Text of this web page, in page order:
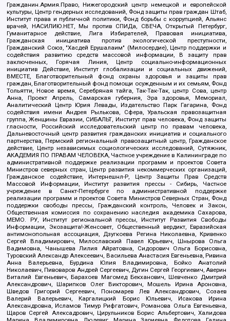
Гражданин.Армия.Право, Нижегородский центр немецкой и европейской
культуры, Центр гендерных исследований, Фонд защиты прав граждан Штаб,
Институт права и публичной политики, Фонд борьбы с коррупцией, Альянс
врачей, НАСИЛИЮ.НЕТ, Мы против СПИДа, СВЕЧА, Открытый Петербург,
Гуманитарное действие, Лига Избирателей, Правовая инициатива,
Гражданская инициатива против экологической преступности,
Гражданский Союз, "Хасдей Ерушалаим" (Милосердие), Центр поддержки и
содействия развитию средств массовой информации, В защиту прав
заключенных, Горячая Линия, Центр социально-информационных
инициатив Действие, Институт глобализации и социальных движений,
ВМЕСТЕ, Благотворительный фонд охраны здоровья и защиты прав
граждан, Благотворительный фонд помощи осужденным и их семьям, Фонд
Тольятти, Новое время, Серебряная тайга, Так-Так-Так, центр Сова, центр
Анна, Проект Апрель, Самарская губерния, Эра здоровья, Мемориал,
Аналитический Центр Юрия Левады, Издательство Парк Гагарина, Фонд
содействия имени Андрея Рылькова, Сфера, Уральская правозащитная
группа, Женщины Евразии, СИБАЛЬТ, Институт прав человека, Фонд защиты
гласности, Российский исследовательский центр по правам человека,
Дальневосточный центр развития гражданских инициатив и социального
партнерства, Пермский региональный правозащитный центр, Гражданское
действие, Центр независимых социологических исследований, Сутяжник,
АКАДЕМИЯ ПО ПРАВАМ ЧЕЛОВЕКА, Частное учреждение в Калининграде по
административной поддержке реализации программ и проектов Совета
Министров северных стран, Центр развития некоммерческих организаций,
Гражданское содействие, Интернешнл-Р, Центр Защиты Прав Средств
Массовой Информации, Институт развития прессы - Сибирь, Частное
учреждение в Санкт-Петербурге по административной поддержке
реализации программ и проектов Совета Министров Северных Стран, Фонд
поддержки свободы прессы, Гражданский контроль, Человек и Закон,
Общественная комиссия по сохранению наследия академика Сахарова,
МЕМО. РУ, Институт региональной прессы, Институт Развития Свободы
Информации, Экозащита!-Женсовет, Общественный вердикт, Евразийская
антимонопольная ассоциация, Дзугкоева Регина Николаевна, Кривенко
Сергей Владимирович, Милославский Павел Юрьевич, Шнырова Ольга
Вадимовна, Чанышева Лилия Айратовна, Сидорович Ольга Борисовна,
Туровский Александр Алексеевич, Васильева Анастасия Евгеньевна, Ривина
Анна Валерьевна, Бурдина Юлия Владимировна, Бойко Анатолий
Николаевич, Пивоваров Андрей Сергеевич, Дугин Сергей Георгиевич, Аверин
Виталий Евгеньевич, Барахоев Магомед Бекханович, Шевченко Дмитрий
Александрович, Шарипков Олег Викторович, Мошель Ирина Ароновна,
Шведов Григорий Сергеевич, Пономарев Лев Александрович, Созаев
Валерий Валерьевич, Каргалицкий Борис Юльевич, Исакова Ирина
Александровна, Исламов Тимур Рифгатович, Романова Ольга Евгеньевна,
Щаров Сергей Алексадрович, Цирульников Борис Альбертович, Халидова